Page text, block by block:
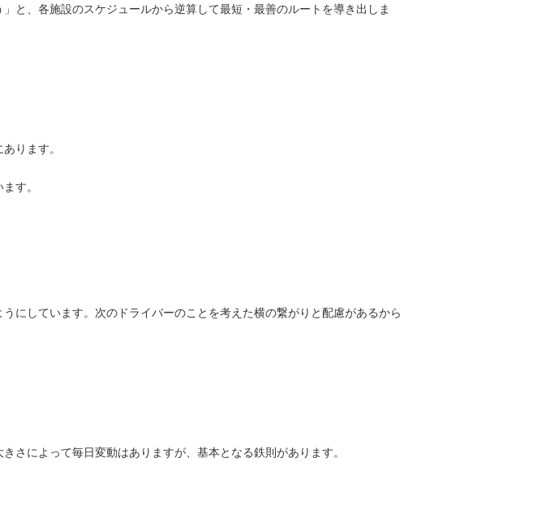
と、各施設のスケジュールから逆算して最短・最善のルートを導き出しま
ります。
す。
にしています。次のドライバーのことを考えた横の繋がりと配慮があるから
さによって毎日変動はありますが、基本となる鉄則があります。